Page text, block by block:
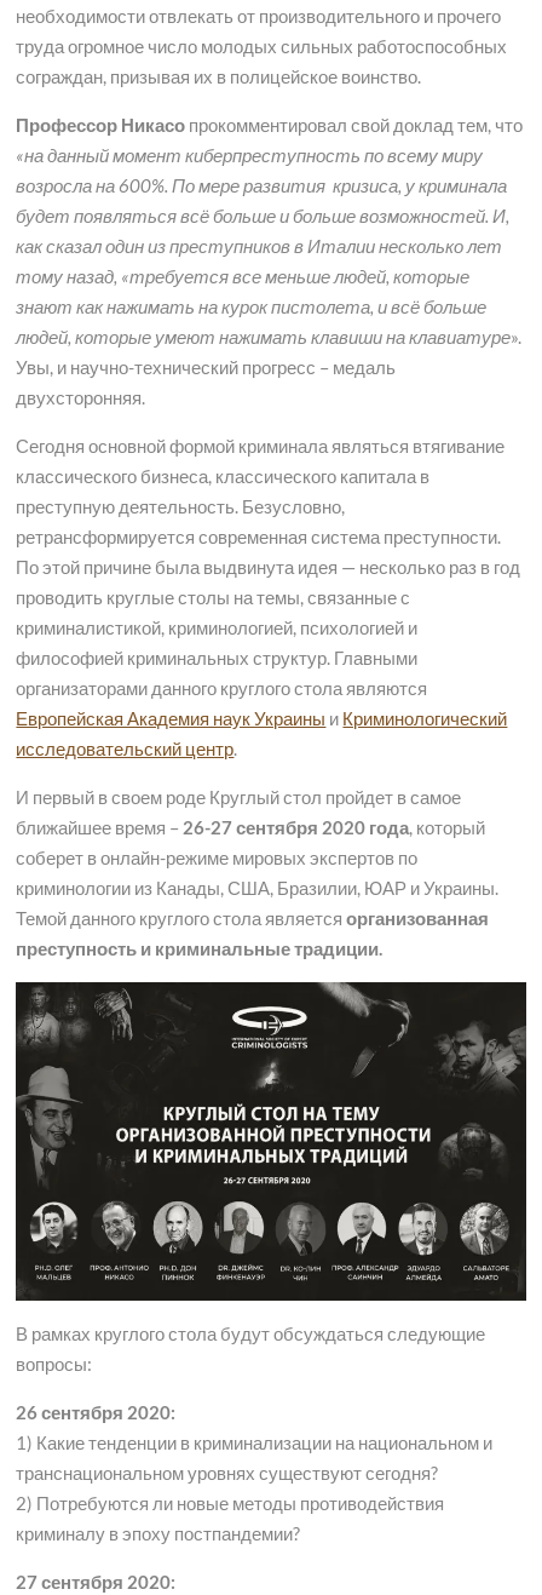
необходимости отвлекать от производительного и прочего
труда огромное число молодых сильных работоспособных
сограждан, призывая их в полицейское воинство.
Профессор Никасо прокомментировал свой доклад тем, что
«на данный момент киберпреступность по всему миру
возросла на 600%. По мере развития кризиса, у криминала
будет появляться всё больше и больше возможностей. И,
как сказал один из преступников в Италии несколько лет
тому назад, «требуется все меньше людей, которые
знают как нажимать на курок пистолета, и всё больше
людей, которые умеют нажимать клавиши на клавиатуре».
Увы, и научно-технический прогресс – медаль
двухсторонняя.
Сегодня основной формой криминала являться втягивание
классического бизнеса, классического капитала в
преступную деятельность. Безусловно,
ретрансформируется современная система преступности.
По этой причине была выдвинута идея — несколько раз в год
проводить круглые столы на темы, связанные с
криминалистикой, криминологией, психологией и
философией криминальных структур. Главными
организаторами данного круглого стола являются
Европейская Академия наук Украины и Криминологический
исследовательский центр.
И первый в своем роде Круглый стол пройдет в самое
ближайшее время – 26-27 сентября 2020 года, который
соберет в онлайн-режиме мировых экспертов по
криминологии из Канады, США, Бразилии, ЮАР и Украины.
Темой данного круглого стола являетсяорганизованная
преступность и криминальные традиции.
В рамках круглого стола будут обсуждаться следующие
вопросы:
26 сентября 2020:
1) Какие тенденции в криминализации на национальном и
транснациональном уровнях существуют сегодня?
2) Потребуются ли новые методы противодействия
криминалу в эпоху постпандемии?
27 сентября 2020: